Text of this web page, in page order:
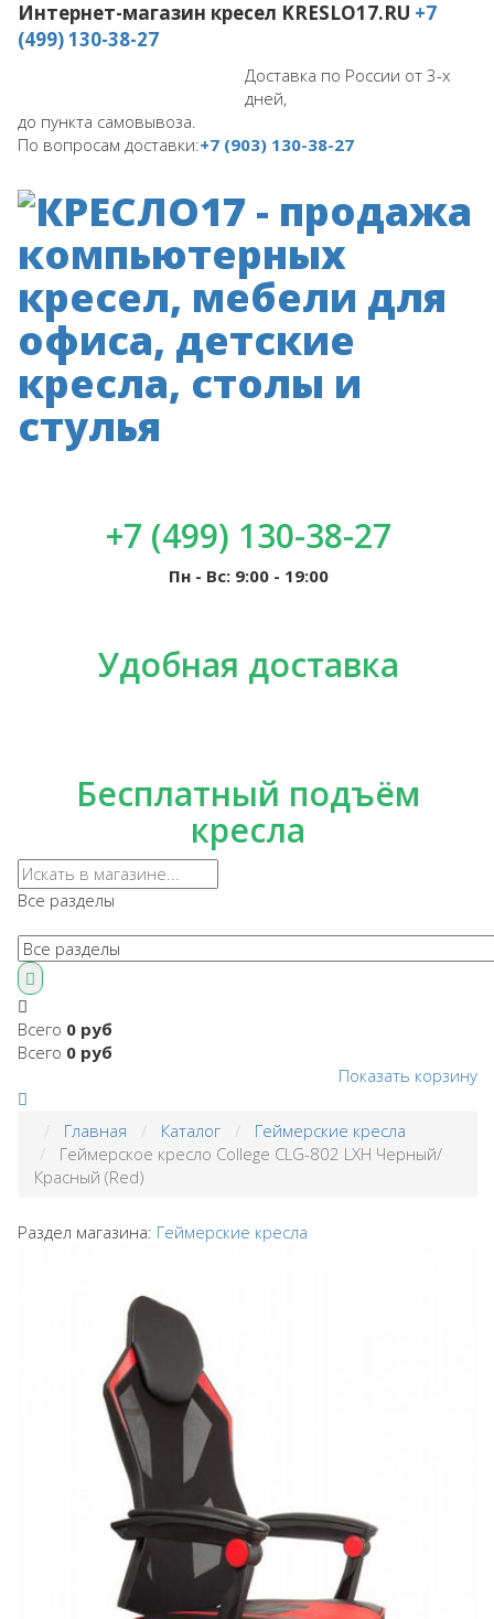
Интернет-магазин кресел KRESLO17.RU +7
(499) 130-38-27
Доставка по России от 3-х
дней,
до пункта самовывоза.
По вопросам доставки:+7 (903) 130-38-27
+7 (499) 130-38-27
Пн - Вс: 9:00 - 19:00
Удобная доставка
Бесплатный подъём
кресла
Все разделы
Всего 0 руб
Всего 0 руб
Показать корзину
Главная Каталог
Геймерские кресла
Геймерское кресло College CLG-802 LXH Черный/
Красный (Red)
Раздел магазина: Геймерские кресла